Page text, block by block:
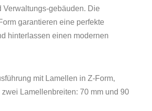
Verwaltungs-gebäuden. Die
garantieren eine perfekte
hinterlassen einen modernen
mit Lamellen in Z-Form,
zwei Lamellenbreiten: 70 mm und 90